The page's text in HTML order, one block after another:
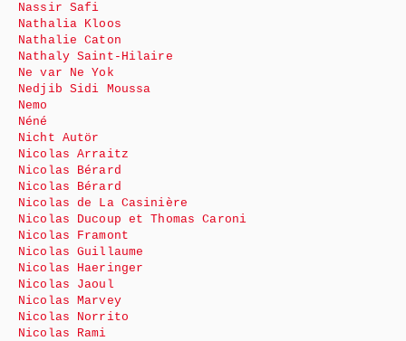
Nassir Safi
Nathalia Kloos
Nathalie Caton
Nathaly Saint-Hilaire
Ne var Ne Yok
Nedjib Sidi Moussa
Nemo
Néné
Nicht Autör
Nicolas Arraitz
Nicolas Bérard
Nicolas Bérard
Nicolas de La Casinière
Nicolas Ducoup et Thomas Caroni
Nicolas Framont
Nicolas Guillaume
Nicolas Haeringer
Nicolas Jaoul
Nicolas Marvey
Nicolas Norrito
Nicolas Rami